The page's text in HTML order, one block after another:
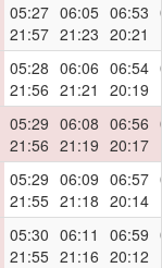
05:27
21:57
06:05
21:23
06:53
20:21
05:28
21:56
06:06
21:21
06:54
20:19
05:29
21:56
06:08
21:19
06:56
20:17
05:29
21:55
06:09
21:18
06:57
20:14
05:30
21:55
06:11
21:16
06:59
20:12